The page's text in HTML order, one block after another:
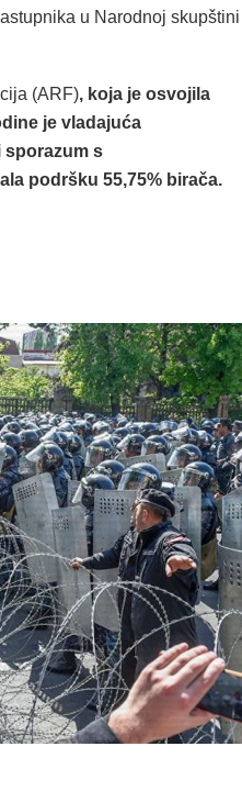
u Narodnoj skupštini
(ARF), koja je osvojila
je vladajuća
sporazum s
podršku 55,75% birača.